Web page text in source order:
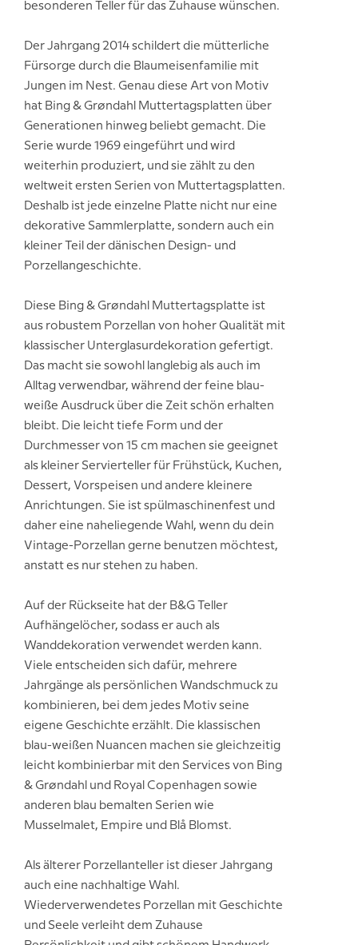
besonderen Teller für das Zuhause wünschen.
Der Jahrgang 2014 schildert die mütterliche
Fürsorge durch die Blaumeisenfamilie mit
Jungen im Nest. Genau diese Art von Motiv
hat Bing & Grøndahl Muttertagsplatten über
Generationen hinweg beliebt gemacht. Die
Serie wurde 1969 eingeführt und wird
weiterhin produziert, und sie zählt zu den
weltweit ersten Serien von Muttertagsplatten.
Deshalb ist jede einzelne Platte nicht nur eine
dekorative Sammlerplatte, sondern auch ein
kleiner Teil der dänischen Design- und
Porzellangeschichte.
Diese Bing & Grøndahl Muttertagsplatte ist
aus robustem Porzellan von hoher Qualität mit
klassischer Unterglasurdekoration gefertigt.
Das macht sie sowohl langlebig als auch im
Alltag verwendbar, während der feine blau-
weiße Ausdruck über die Zeit schön erhalten
bleibt. Die leicht tiefe Form und der
Durchmesser von 15 cm machen sie geeignet
als kleiner Servierteller für Frühstück, Kuchen,
Dessert, Vorspeisen und andere kleinere
Anrichtungen. Sie ist spülmaschinenfest und
daher eine naheliegende Wahl, wenn du dein
Vintage-Porzellan gerne benutzen möchtest,
anstatt es nur stehen zu haben.
Auf der Rückseite hat der B&G Teller
Aufhängelöcher, sodass er auch als
Wanddekoration verwendet werden kann.
Viele entscheiden sich dafür, mehrere
Jahrgänge als persönlichen Wandschmuck zu
kombinieren, bei dem jedes Motiv seine
eigene Geschichte erzählt. Die klassischen
blau-weißen Nuancen machen sie gleichzeitig
leicht kombinierbar mit den Services von Bing
& Grøndahl und Royal Copenhagen sowie
anderen blau bemalten Serien wie
Musselmalet, Empire und Blå Blomst.
Als älterer Porzellanteller ist dieser Jahrgang
auch eine nachhaltige Wahl.
Wiederverwendetes Porzellan mit Geschichte
und Seele verleiht dem Zuhause